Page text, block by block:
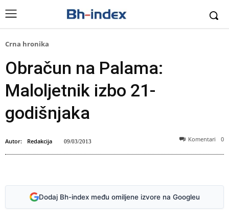
Crna hronika
Obračun na Palama:
Maloljetnik izbo 21-
godišnjaka
Autor: Redakcija 09/03/2013 Komentari 0
Dodaj Bh-index među omiljene izvore na Googleu